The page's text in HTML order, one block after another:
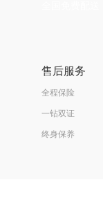
售后服务
全程保险
一钻双证
终身保养